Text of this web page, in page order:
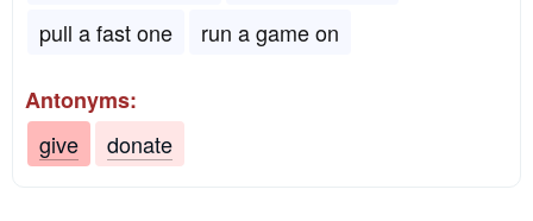
pull a fast one
run a game on
Antonyms:
give
donate